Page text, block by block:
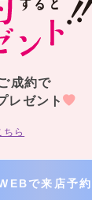
成約で
レゼント
ら
で来店予約